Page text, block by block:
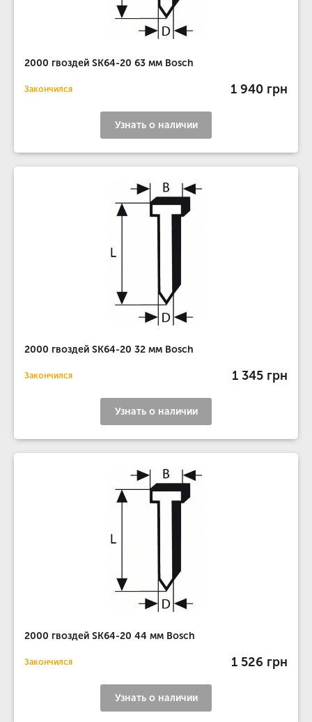
2000 гвоздей SK64-20 63 мм Bosch
Закончился 1 940 грн
Узнать о наличии
2000 гвоздей SK64-20 32 мм Bosch
Закончился 1 345 грн
Узнать о наличии
2000 гвоздей SK64-20 44 мм Bosch
Закончился 1 526 грн
Узнать о наличии